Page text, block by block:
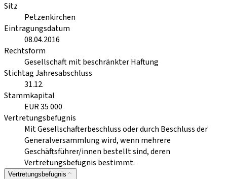
Sitz
Petzenkirchen
Eintragungsdatum
08.04.2016
Rechtsform
Gesellschaft mit beschränkter Haftung
Stichtag Jahresabschluss
31.12.
Stammkapital
EUR 35 000
Vertretungsbefugnis
Mit Gesellschafterbeschluss oder durch Beschluss der
Generalversammlung wird, wenn mehrere
Geschäftsführer/innen bestellt sind, deren
Vertretungsbefugnis bestimmt.
Vertretungsbefugnis